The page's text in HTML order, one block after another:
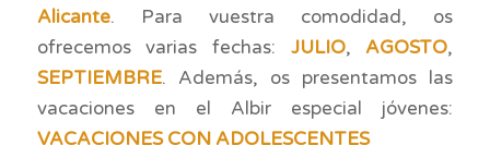
Alicante. Para vuestra comodidad, os
ofrecemos varias fechas: JULIO, AGOSTO,
SEPTIEMBRE. Además, os presentamos las
vacaciones en el Albir especial jóvenes:
VACACIONES CON ADOLESCENTES